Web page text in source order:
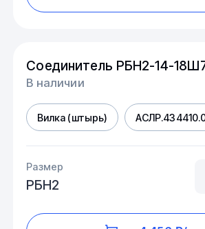
Соединитель РБН2-14-
В наличии
Вилка (штырь)
Размер
РБН2